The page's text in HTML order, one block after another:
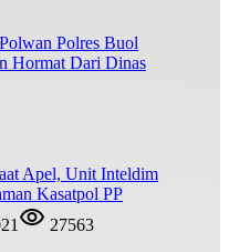
Polres Buol
Hormat Dari Dinas
Apel, Unit Inteldim
Kasatpol PP
27563